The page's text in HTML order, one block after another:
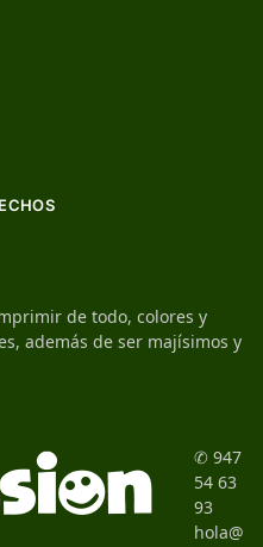
de todo, colores y
además de ser majísimos y
✆ 947
54 63
93
hola@